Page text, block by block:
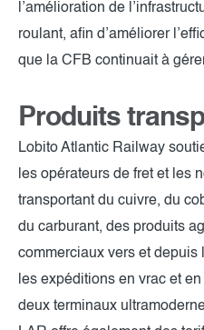
l’amélioration de
roulant, afin d’améliorer
que la CFB continuait à
Produits
Lobito Atlantic Railway
les opérateurs de fret et les
transportant du cuivre, du
du carburant, des produits
commerciaux vers et depuis
les expéditions en vrac et
deux terminaux